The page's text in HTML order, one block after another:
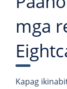
mga
Kapag